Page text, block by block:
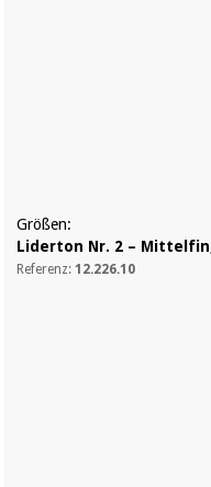
Veterinärmedizin
Sport
Größen:
Liderton Nr. 2 –
Referenz:12.226.10